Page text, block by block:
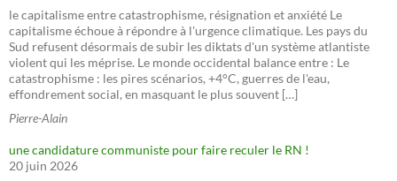
le capitalisme entre catastrophisme, résignation et anxiété Le
capitalisme échoue à répondre à l'urgence climatique. Les pays du
Sud refusent désormais de subir les diktats d'un système atlantiste
violent qui les méprise. Le monde occidental balance entre : Le
catastrophisme : les pires scénarios, +4°C, guerres de l'eau,
effondrement social, en masquant le plus souvent […]
Pierre-Alain
une candidature communiste pour faire reculer le RN !
20 juin 2026